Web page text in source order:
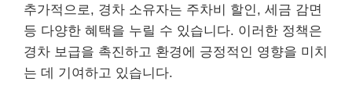
추가적으로, 경차 소유자는 주차비 할인, 세금 감면
등 다양한 혜택을 누릴 수 있습니다. 이러한 정책은
경차 보급을 촉진하고 환경에 긍정적인 영향을 미치
는 데 기여하고 있습니다.